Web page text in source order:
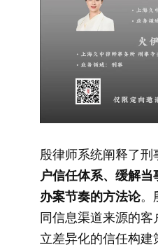
殷律师系统阐释了刑
户信任体系、缓解
办案节奏的方法论。
同信息渠道来源的
立差异化的信任构